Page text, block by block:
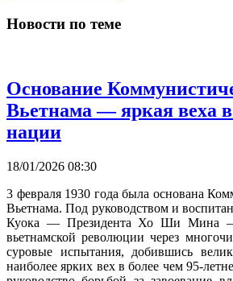
Новости по теме
Основание
Вьетнама — яркая веха
нации
18/01/2026 08:30
3 февраля 1930 года была основана
Вьетнама. Под руководством и
Куока — Президента Хо Ши Мина
вьетнамской революции через
суровые испытания, добившись
наиболее ярких вех в более чем 95-